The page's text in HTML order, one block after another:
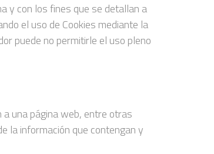
y con los fines que se detallan a
el uso de Cookies mediante la
puede no permitirle el uso pleno
una página web, entre otras
la información que contengan y